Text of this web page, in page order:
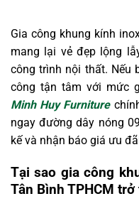
Gia công khung kính
mang lại vẻ đẹp lộng
công trình nội thất. Nếu
công tận tâm với mức
Minh Huy Furniture
ngay đường dây nóng
kế và nhận báo giá ưu
Tại sao gia công
Tân Bình TPHCM